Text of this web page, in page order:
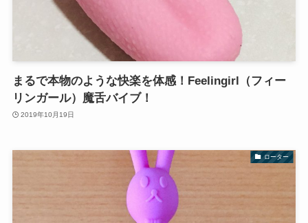
まるで本物のような快楽を体感！Feelingirl（フィー
リンガール）魔舌バイブ！
2019年10月19日
ローター